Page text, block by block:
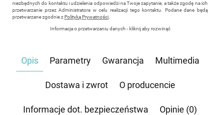
niezbędnych do kontaktu i udzielenia odpowiedzi na Twoje zapytanie, a także zgodę na ich
przetwarzanie przez Administratora w celu realizacji tego kontaktu. Podane dane będą
przetwarzane zgodnie zPolityką Prywatności
Informacja o przetwarzaniu danych - kliknij aby rozwinąć
odpowiedzi, może być w każdej chwili wycofana, kontaktując się z administratorem, np.
której dane dotyczą, przysługuje prawo dostępu do swoich danych, ich sprostowania,
żądania zaprzestania przetwarzania, usunięcia, ograniczenia przetwarzania, a także prawo
Opis Parametry Gwarancja Multimedia
Dostawa i zwrot O producencie
Informacje dot. bezpieczeństwa Opinie (0)